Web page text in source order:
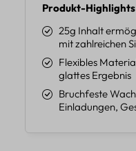
Produkt-Highlights
25g Inhalt
mit zahlreichen
Flexibles
glattes Ergebnis
Bruchfeste
Einladungen,